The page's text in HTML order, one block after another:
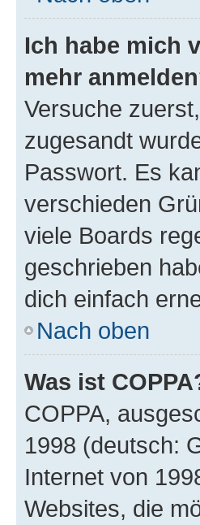
Ich habe mich
mehr
Versuche
zugesandt
Passwort. Es
verschieden
viele Boards
geschrieben
dich einfach
Nach oben
Was ist
COPPA,
1998 (deutsch:
Internet von
Websites, die